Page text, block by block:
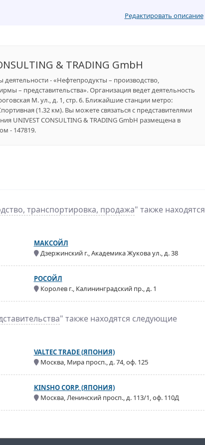
Редактировать описание
& TRADING GmbH
- «Нефтепродукты – производство,
– представительства». Организация ведет деятельность
М. ул., д. 1, стр. 6. Ближайшие станции метро:
(1.32 км). Вы можете связаться с представителями
UNIVEST CONSULTING & TRADING GmbH размещена в
- 147819.
транспортировка, продажа" также находятся
МАКСОЙЛ
Дзержинский г., Академика Жукова ул., д. 38
РОСОЙЛ
Королев г., Калининградский пр., д. 1
" также находятся следующие
VALTEC TRADE (ЯПОНИЯ)
Москва, Мира просп., д. 74, оф. 125
KINSHO CORP. (ЯПОНИЯ)
Москва, Ленинский просп., д. 113/1, оф. 110Д